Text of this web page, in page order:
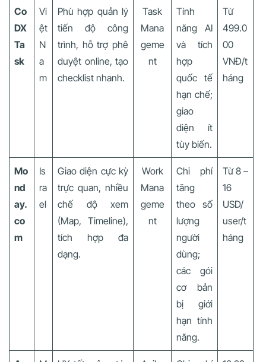
Co
DX
Ta
sk
Vi
ệt
N
a
m
Phù hợp quản lý
tiến độ công
trình, hỗ trợ phê
duyệt online, tạo
checklist nhanh.
Task
Mana
geme
nt
Tính
năng AI
và tích
hợp
quốc tế
hạn chế;
giao
diện ít
tùy biến.
Từ
499.0
00
VNĐ/t
háng
Mo
nd
ay.
co
m
Is
ra
el
Giao diện cực kỳ
trực quan, nhiều
chế độ xem
(Map, Timeline),
tích hợp đa
dạng.
Work
Mana
geme
nt
Chi phí
tăng
theo số
lượng
người
dùng;
các gói
cơ bản
bị giới
hạn tính
năng.
Từ 8 –
16
USD/
user/t
háng